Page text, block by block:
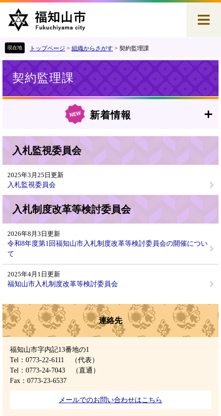
本
トップページ > 組織からさがす > 契約監理課
契約監理課
新着情報
入札監視委員会
2025年3月25日更新
入札監視委員会
入札制度改革等検討委員会
2026年8月3日更新
令和8年度第1回福知山市入札制度改革等検討委員会の開催につい
て
2025年4月1日更新
福知山市入札制度改革等検討委員会
連絡先
福知山市字内記13番地の1
Tel：0773-22-6111
（代表）
Tel：0773-24-7043
（直通）
Fax：0773-23-6537
メールでのお問い合わせはこちら